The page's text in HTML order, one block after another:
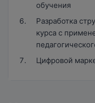
обучения
Разработка
курса с
Цифровой